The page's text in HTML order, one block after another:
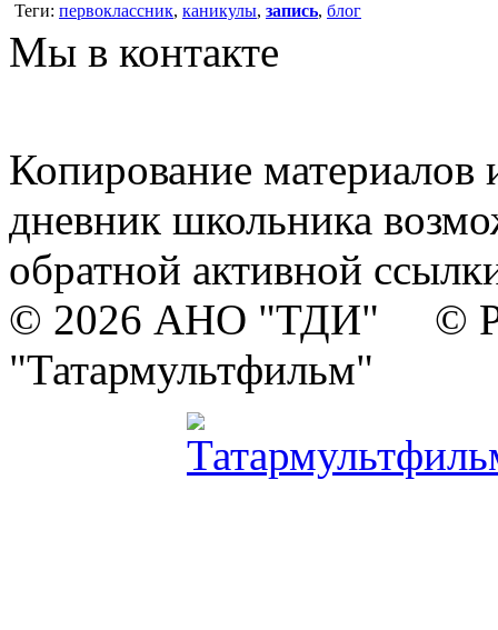
Теги: первоклассник, каникулы, запись, блог
Мы в контакте
Копирование материалов
дневник школьника
обратной активной
© 2026 АНО "ТДИ" ©
"Татармультфильм"